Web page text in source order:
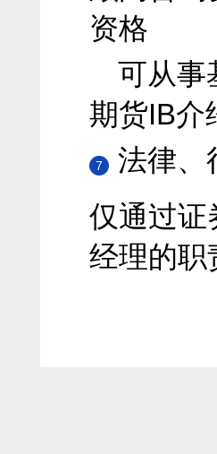
资格
可从事
期货IB介
7
法律、
仅通过证
经理的职